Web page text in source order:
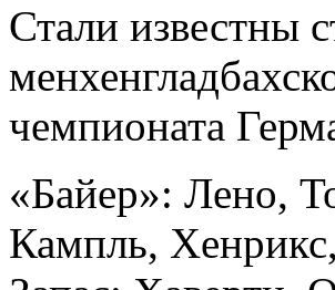
Стали известны
чемпионата
«Байер»: Лено,
Кампль,